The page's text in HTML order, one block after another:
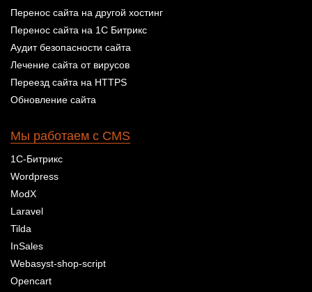
Перенос сайта на другой хостинг
Перенос сайта на 1С Битрикс
Аудит безопасности сайта
Лечение сайта от вирусов
Переезд сайта на HTTPS
Обновление сайта
Мы работаем с CMS
1С-Битрикс
Wordpress
ModX
Laravel
Tilda
InSales
Webasyst-shop-script
Opencart